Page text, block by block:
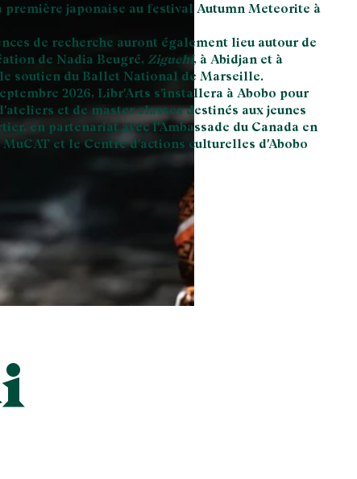
première japonaise au festival Autumn Meteorite à
de recherche auront également lieu autour de
de Nadia Beugré, Ziguehi, à Abidjan et à
soutien du Ballet National de Marseille.
2026, Libr'Arts s'installera à Abobo pour
et de master classes destinés aux jeunes
en partenariat avec l'Ambassade du Canada en
et le Centre d'actions culturelles d'Abobo